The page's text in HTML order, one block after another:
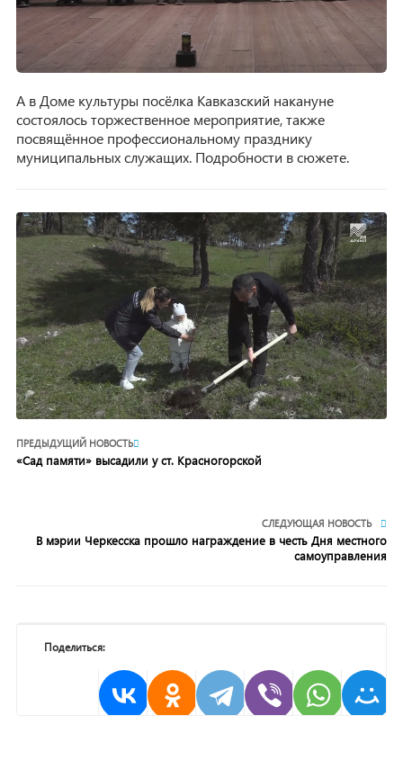
А в Доме культуры посёлка Кавказский накануне
состоялось торжественное мероприятие, также
посвящённое профессиональному празднику
муниципальных служащих. Подробности в сюжете.
ПРЕДЫДУЩИЙ НОВОСТЬ
«Сад памяти» высадили у ст. Красногорской
СЛЕДУЮЩАЯ НОВОСТЬ
В мэрии Черкесска прошло награждение в честь Дня местного
самоуправления
Поделиться: